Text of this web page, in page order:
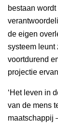
bestaan
de eigen
systeem leunt
voortdurend
projectie
‘Het leven in
van de mens
maatschappij